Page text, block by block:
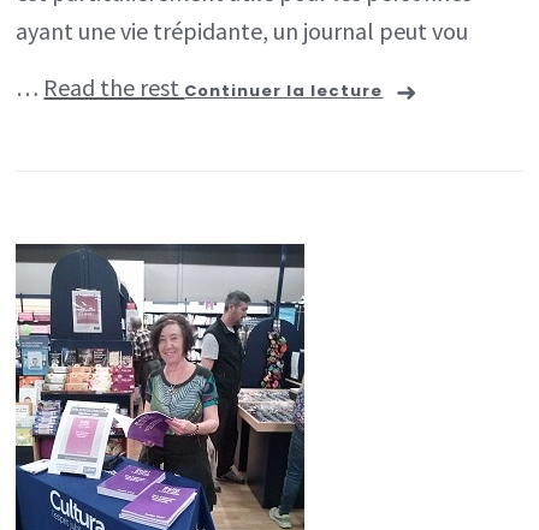
ayant une vie trépidante, un journal peut vou
… Read the rest Continuer la lecture